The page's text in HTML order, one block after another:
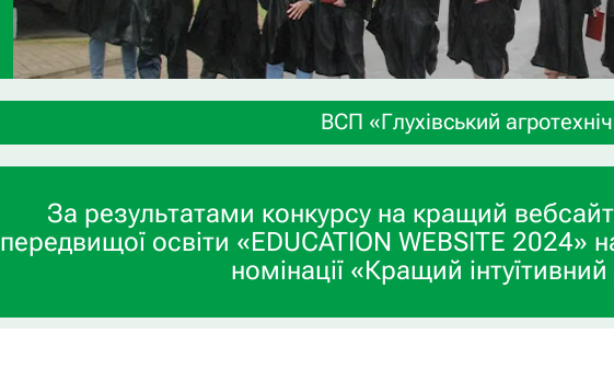
ВСП «Глухівський агротехнічний фаховий
За результатами конкурсу на кращий
передвищої освіти «EDUCATION WEBSITE
номінації «Кращий